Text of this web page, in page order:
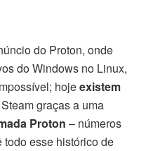
do Proton, onde
do Windows no Linux,
hojeexistem
graças a uma
Proton – números
esse histórico de